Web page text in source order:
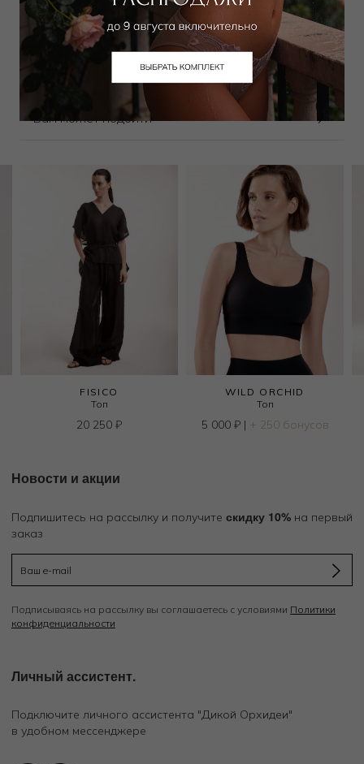
Шорты
10 000
₽ 3 825₽
Шорты
8 000₽ 4 500
Выбрать размер
Вам может подойти
FISICO
Топ
20 250 ₽
WILD ORCHID
Топ
5 000 ₽| + 250 бонусов
Новости и акции
Подпишитесь на рассылку и получите скидку 10% на первый
заказ
Подписываясь на рассылку вы соглашаетесь с условиями Политики
конфиденциальности
Личный ассистент.
Подключите личного ассистента "Дикой Орхидеи"
в удобном мессенджере